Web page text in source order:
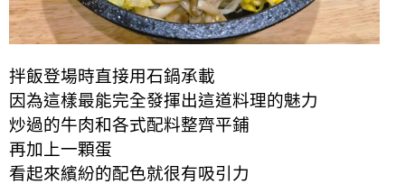
拌飯登場時直接用石鍋承載
因為這樣最能完全發揮出這道料理的魅力
炒過的牛肉和各式配料整齊平鋪
再加上一顆蛋
看起來繽紛的配色就很有吸引力